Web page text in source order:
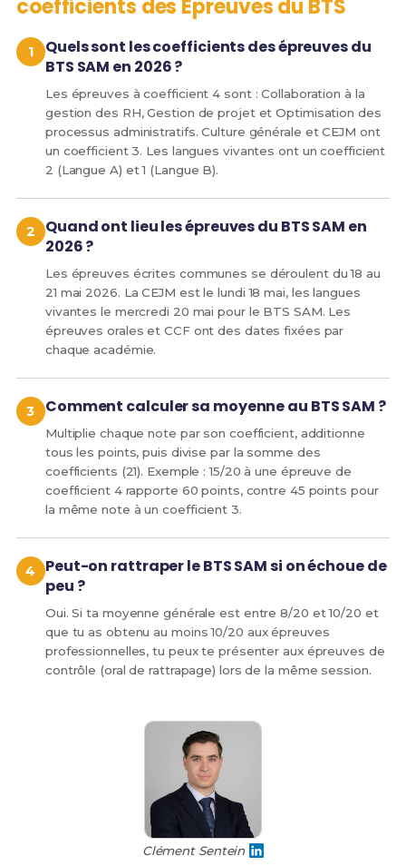
coefficients des Épreuves du BTS
Quels sont les coefficients des épreuves du
BTS SAM en 2026 ?
Les épreuves à coefficient 4 sont : Collaboration à la
gestion des RH, Gestion de projet et Optimisation des
processus administratifs. Culture générale et CEJM ont
un coefficient 3. Les langues vivantes ont un coefficient
2 (Langue A) et 1 (Langue B).
Quand ont lieu les épreuves du BTS SAM en
2026 ?
Les épreuves écrites communes se déroulent du 18 au
21 mai 2026. La CEJM est le lundi 18 mai, les langues
vivantes le mercredi 20 mai pour le BTS SAM. Les
épreuves orales et CCF ont des dates fixées par
chaque académie.
Comment calculer sa moyenne au BTS SAM ?
Multiplie chaque note par son coefficient, additionne
tous les points, puis divise par la somme des
coefficients (21). Exemple : 15/20 à une épreuve de
coefficient 4 rapporte 60 points, contre 45 points pour
la même note à un coefficient 3.
Peut-on rattraper le BTS SAM si on échoue de
peu ?
Oui. Si ta moyenne générale est entre 8/20 et 10/20 et
que tu as obtenu au moins 10/20 aux épreuves
professionnelles, tu peux te présenter aux épreuves de
contrôle (oral de rattrapage) lors de la même session.
Clément Sentein